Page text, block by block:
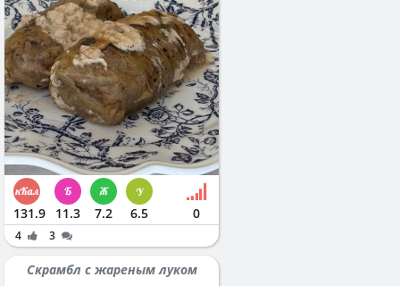
131.9 11.3 7.2 6.5 0
4 3
Скрамбл с жареным луком